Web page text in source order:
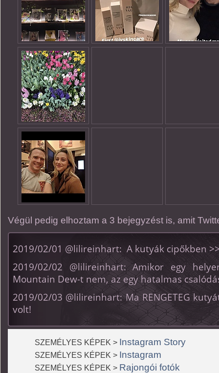
Végül pedig elhoztam a 3 bejegyzést is, amit
2019/02/01 @lilireinhart: A kutyák cipőkben
2019/02/02 @lilireinhart: Amikor egy
Mountain Dew-t nem, az egy hatalmas
2019/02/03 @lilireinhart: Ma RENGETEG
volt!
SZEMÉLYES KÉPEK > Instagram Story
SZEMÉLYES KÉPEK > Instagram
SZEMÉLYES KÉPEK > Rajongói fotók